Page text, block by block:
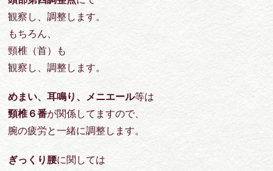
観察し、調整します。
もちろん、
頸椎（首）も
観察し、調整します。
めまい、耳鳴り、メニエール等は
頸椎６番が関係してますので、
腕の疲労と一緒に調整します。
ぎっくり腰に関しては